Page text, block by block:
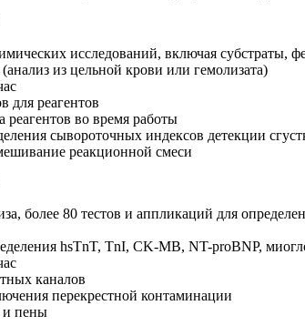
исследований, включая субстраты,
из цельной крови или гемолизата)
для реагентов
реагентов во время работы
сывороточных индексов детекции
реакционной смеси
более 80 тестов и аппликаций для
hsTnT, TnI, CK-MB, NT-proBNP,
каналов
перекрестной контаминации
и пены